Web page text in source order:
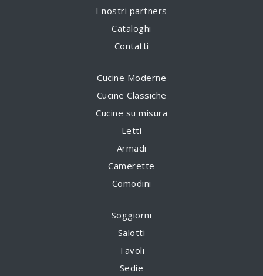
I nostri partners
Cataloghi
Contatti
Cucine Moderne
Cucine Classiche
Cucine su misura
Letti
Armadi
Camerette
Comodini
Soggiorni
Salotti
Tavoli
Sedie